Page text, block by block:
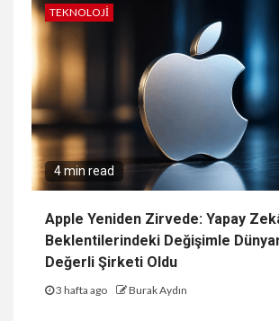
TEKNOLOJI
4 min read
Apple Yeniden Zirvede: Yapay
Beklentilerindeki Değişimle
Değerli Şirketi Oldu
3 hafta ago Burak Aydın